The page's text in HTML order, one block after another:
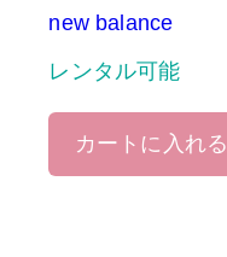
new balance
レンタル可能
カートに入れる